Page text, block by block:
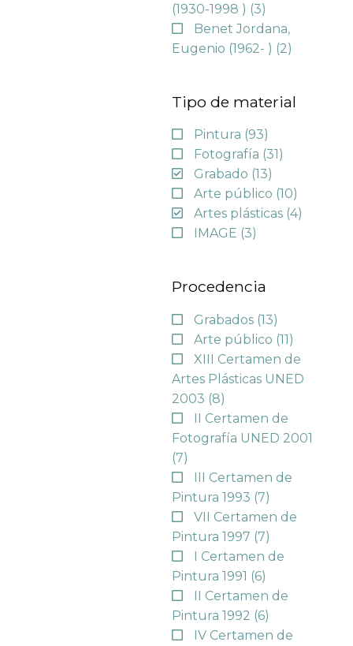
(1930-1998 ) (3)
Benet Jordana,
Eugenio (1962- ) (2)
Tipo de material
Pintura (93)
Fotografía (31)
Grabado (13)
Arte público (10)
Artes plásticas (4)
IMAGE (3)
Procedencia
Grabados (13)
Arte público (11)
XIII Certamen de
Artes Plásticas UNED
2003 (8)
II Certamen de
Fotografía UNED 2001
(7)
III Certamen de
Pintura 1993 (7)
VII Certamen de
Pintura 1997 (7)
I Certamen de
Pintura 1991 (6)
II Certamen de
Pintura 1992 (6)
IV Certamen de